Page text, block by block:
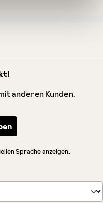
anderen Kunden.
Sprache anzeigen.